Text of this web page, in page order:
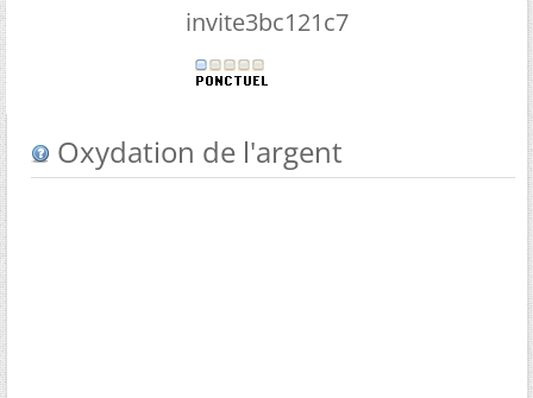
invite3bc121c7
Oxydation de l'argent